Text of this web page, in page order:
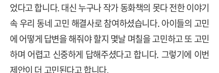
었다고 합니다. 대신누구나 작가 동화책의 못다 전한 이야기
속 우리 동네 고민 해결사로 참여하셨습니다.아이들의 고민
에 어떻게 답변을 해줘야 할지 몇날 며칠을 고민하고 또 고민
하며 어렵고 신중하게 답해주셨다고 합니다. 그렇기에 이번
제안이 더 고민된다고 합니다.